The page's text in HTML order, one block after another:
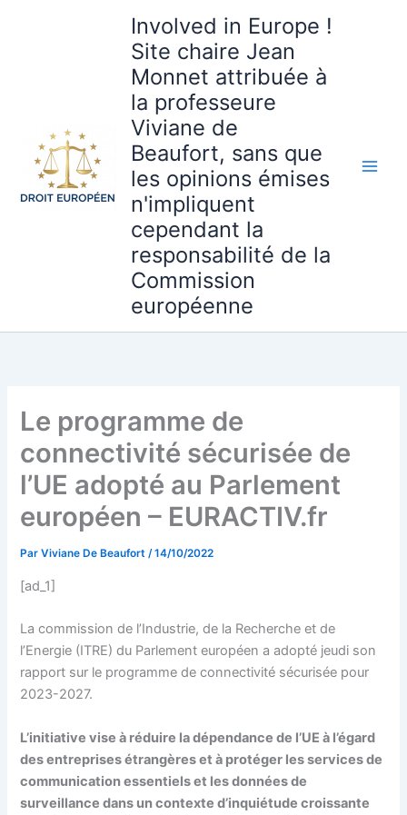
Involved in Europe !
Site chaire Jean
Monnet attribuée à
la professeure
Viviane de
Beaufort, sans que
les opinions émises
n'impliquent
cependant la
responsabilité de la
Commission
européenne
Le programme de
connectivité sécurisée de
l’UE adopté au Parlement
européen – EURACTIV.fr
ParViviane De Beaufort/14/10/2022
[ad_1]
La commission de l’Industrie, de la Recherche et de
l’Energie (ITRE) du Parlement européen a adopté jeudi son
rapport sur le programme de connectivité sécurisée pour
2023-2027.
L’initiative vise à réduire la dépendance de l’UE à l’égard
des entreprises étrangères et à protéger les services de
communication essentiels et les données de
surveillance dans un contexte d’inquiétude croissante